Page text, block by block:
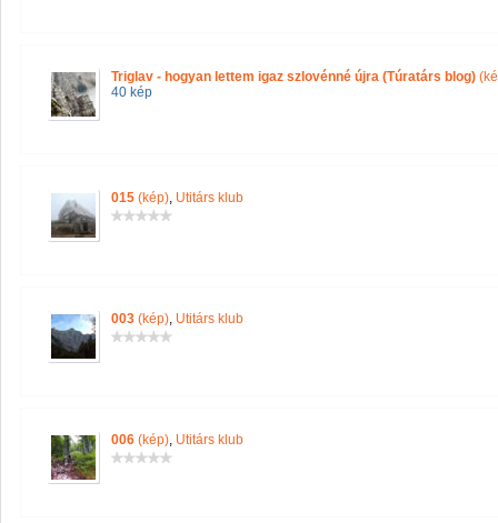
Triglav - hogyan lettem igaz szlovénné újra (Túratárs blog)
40 kép
015 (kép), Utitárs klub
003 (kép), Utitárs klub
006 (kép), Utitárs klub